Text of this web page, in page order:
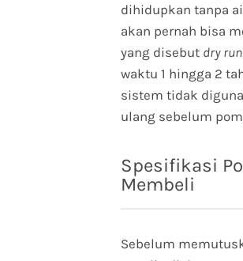
dihidupkan tanpa
akan pernah bisa
yang disebut dry
waktu 1 hingga 2
sistem tidak
ulang sebelum
Spesifikasi
Membeli
Sebelum